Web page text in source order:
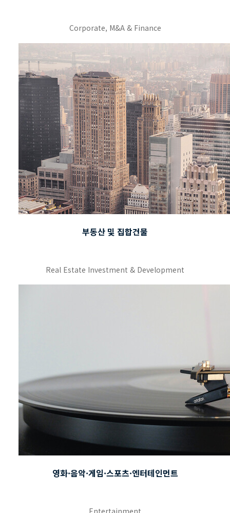
Corporate, M&A & Finance
부동산 및 집합건물
Real Estate Investment & Development
영화·음악·게임·스포츠·엔터테인먼트